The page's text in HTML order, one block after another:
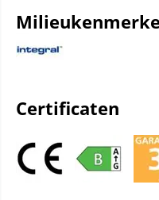
Certificaten